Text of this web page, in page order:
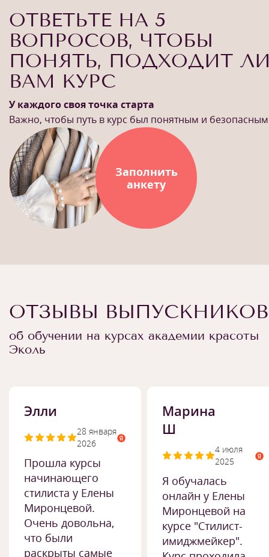
ОТВЕТЬТЕ НА 5
ВОПРОСОВ, ЧТОБЫ
ПОНЯТЬ, ПОДХОДИТ
ВАМ КУРС
У каждого своя точка старта
Важно, чтобы путь в курс был понятным и безопасным
Заполнить
анкету
ОТЗЫВЫ ВЫПУСКНИКОВ
об обучении на курсах академии красоты
Эколь
Элли
28 января
2026
Прошла курсы
начинающего
стилиста у Елены
Миронцевой.
Очень довольна,
что были
раскрыты самые
Марина
Ш
4 июля
2025
Я обучалась
онлайн у Елены
Миронцевой на
курсе "Стилист-
имиджмейкер".